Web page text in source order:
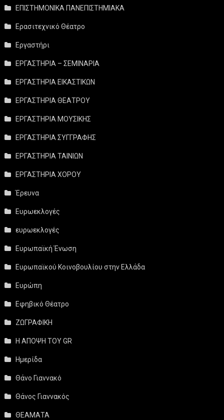
ΕΠΙΣΤΗΜΟΝΙΚΑ ΠΑΝΕΠΙΣΤΗΜΙΑΚΑ
Ερασιτεχνικό Θέατρο
Εργαστήρι
ΕΡΓΑΣΤΗΡΙΑ – ΣΕΜΙΝΑΡΙΑ
ΕΡΓΑΣΤΗΡΙΑ ΕΙΚΑΣΤΙΚΩΝ
ΕΡΓΑΣΤΗΡΙΑ ΘΕΑΤΡΟΥ
ΕΡΓΑΣΤΗΡΙΑ ΜΟΥΣΙΚΗΣ
ΕΡΓΑΣΤΗΡΙΑ ΣΥΓΓΡΑΦΗΣ
ΕΡΓΑΣΤΗΡΙΑ ΤΑΙΝΙΩΝ
ΕΡΓΑΣΤΗΡΙΑ ΧΟΡΟΥ
Έρευνα
Ευρωεκλογές
ευρωεκλογές
Ευρωπαϊκή Ένωση
Ευρωπαϊκού Κοινοβουλίου στην Ελλάδα
Ευρώπη
Εφηβικό Θέατρο
ΖΩΓΡΑΦΙΚΗ
Η ΑΠΟΨΗ ΤΟΥ GR
Ημερίδα
Θάνο Γιαννακό
Θάνος Γιαννακός
ΘΕΑΜΑΤΑ